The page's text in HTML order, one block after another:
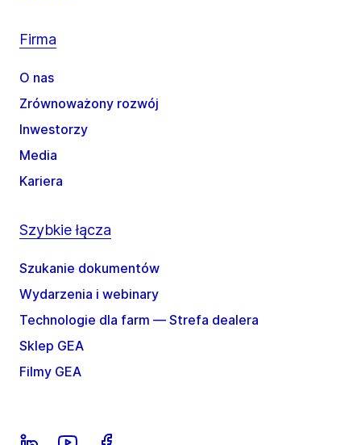
Firma
O nas
Zrównoważony rozwój
Inwestorzy
Media
Kariera
Szybkie łącza
Szukanie dokumentów
Wydarzenia i webinary
Technologie dla farm — Strefa dealera
Sklep GEA
Filmy GEA